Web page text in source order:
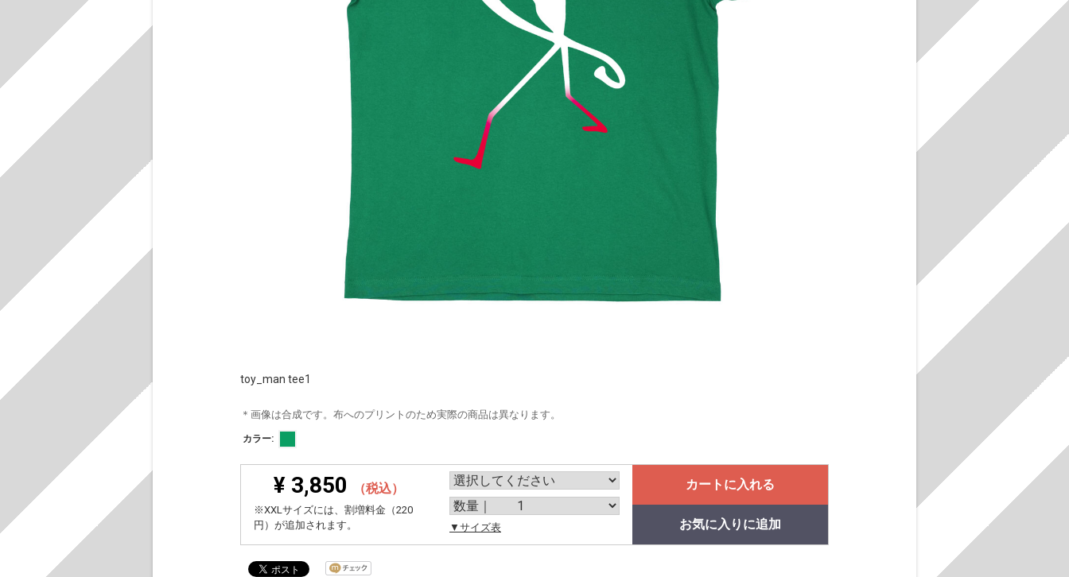
toy_man tee1
＊画像は合成です。布へのプリントのため実際の商品は異なります。
カラー:
¥ 3,850 （税込）
※XXLサイズには、割増料金（220
円）が追加されます。
▼サイズ表
カートに入れる
お気に入りに追加